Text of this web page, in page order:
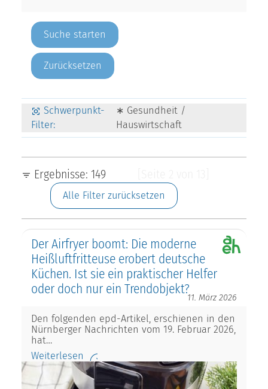
Zurücksetzen
Schwerpunkt-
Filter:
∗ Gesundheit /
Hauswirtschaft
Ergebnisse: 149
Alle Filter zurücksetzen
Der Airfryer boomt: Die moderne
Heißluftfritteuse erobert deutsche
Küchen. Ist sie ein praktischer Helfer
oder doch nur ein Trendobjekt?
11. März 2026
Den folgenden epd-Artikel, erschienen in den
Nürnberger Nachrichten vom 19. Februar 2026,
hat…
Weiterlesen